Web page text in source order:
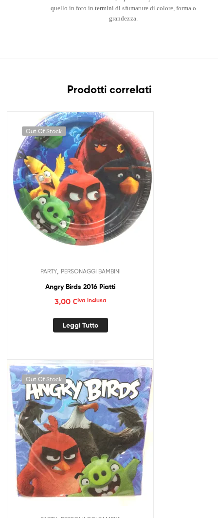
quello in foto in termini di sfumature di colore, forma o
grandezza.
Prodotti correlati
Out Of Stock
PARTY, PERSONAGGI BAMBINI
Angry Birds 2016 Piatti
3,00 €Iva inclusa
Leggi Tutto
Out Of Stock